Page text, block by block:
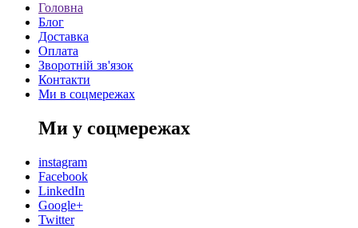
Головна
Блог
Доставка
Оплата
Зворотній зв'язок
Контакти
Ми в соцмережах
Ми у соцмережах
instagram
Facebook
LinkedIn
Google+
Twitter